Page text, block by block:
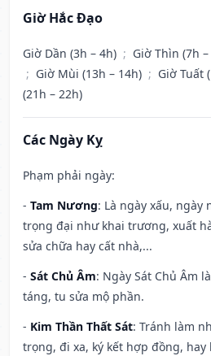
Giờ Hắc Đạo
Giờ Dần (3h – 4h) ; Giờ Thìn (7h
; Giờ Mùi (13h – 14h) ; Giờ Tuất
(21h – 22h)
Các Ngày Kỵ
Phạm phải ngày:
- Tam Nương: Là ngày xấu, ngày
trọng đại như khai trương, xuất
sửa chữa hay cất nhà,...
- Sát Chủ Âm: Ngày Sát Chủ Âm
táng, tu sửa mộ phần.
- Kim Thần Thất Sát: Tránh làm
trọng, đi xa, ký kết hợp đồng,